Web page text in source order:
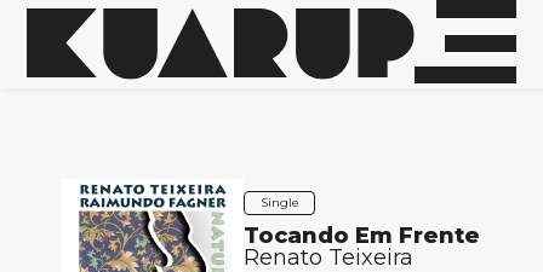
Single
Tocando Em Frente
Renato Teixeira